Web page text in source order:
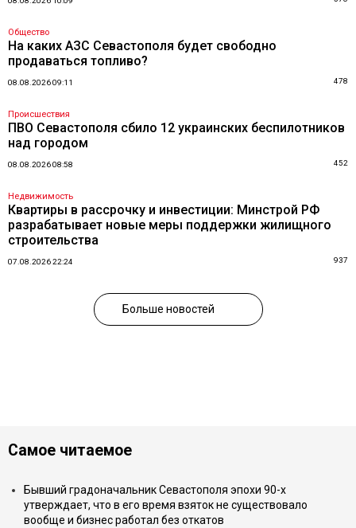
Общество
На каких АЗС Севастополя будет свободно
продаваться топливо?
08.08.2026 09:11 478
Происшествия
ПВО Севастополя сбило 12 украинских беспилотников
над городом
08.08.2026 08:58 452
Недвижимость
Квартиры в рассрочку и инвестиции: Минстрой РФ
разрабатывает новые меры поддержки жилищного
строительства
07.08.2026 22:24 937
Больше новостей
Самое читаемое
Бывший градоначальник Севастополя эпохи 90-х
утверждает, что в его время взяток не существовало
вообще и бизнес работал без откатов